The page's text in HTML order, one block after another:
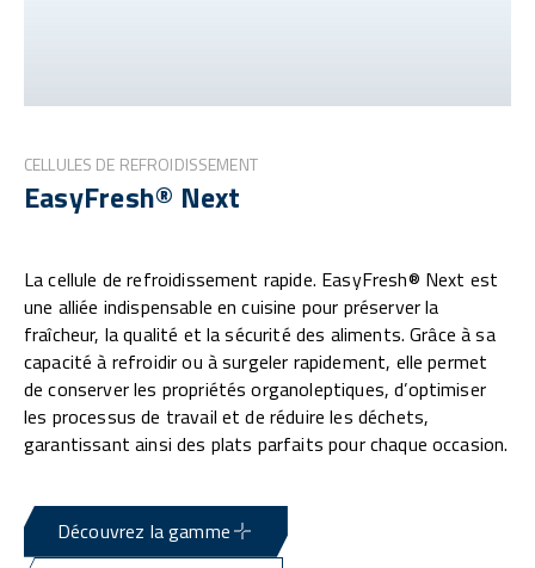
CELLULES DE REFROIDISSEMENT
EasyFresh® Next
La cellule de refroidissement rapide. EasyFresh® Next est
une alliée indispensable en cuisine pour préserver la
fraîcheur, la qualité et la sécurité des aliments. Grâce à sa
capacité à refroidir ou à surgeler rapidement, elle permet
de conserver les propriétés organoleptiques, d’optimiser
les processus de travail et de réduire les déchets,
garantissant ainsi des plats parfaits pour chaque occasion.
Découvrez la gamme